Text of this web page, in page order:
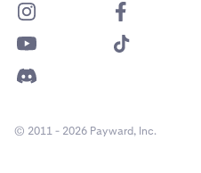
© 2011 - 2026 Payward, Inc.